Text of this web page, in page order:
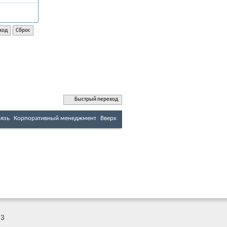
Быстрый переход
Корпоративный менеджмент Вверх